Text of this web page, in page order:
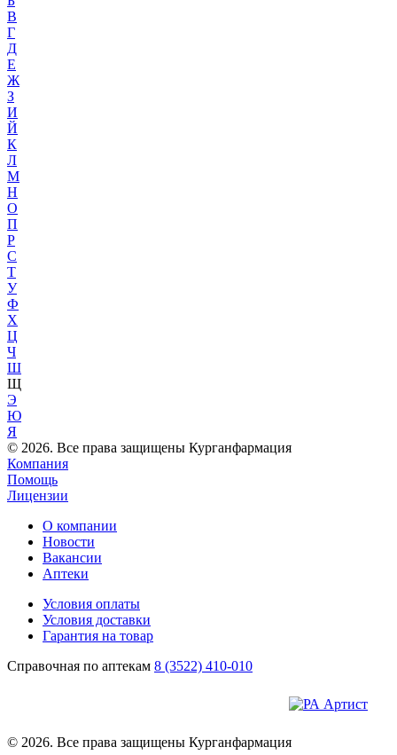
В
Г
Д
Е
Ж
З
И
Й
К
Л
М
Н
О
П
Р
С
Т
У
Ф
Х
Ц
Ч
Ш
Щ
Э
Ю
Я
© 2026. Все права защищены Курганфармация
Компания
Помощь
Лицензии
О компании
Новости
Вакансии
Аптеки
Условия оплаты
Условия доставки
Гарантия на товар
Справочная по аптекам 8 (3522) 410-010
© 2026. Все права защищены Курганфармация